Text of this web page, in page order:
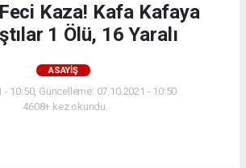
Kaza! Kafa Kafaya
1 Ölü, 16 Yaralı
ASAYIŞ
- 10:50, Güncelleme: 07.10.2021 - 10:50
4608+ kez okundu.